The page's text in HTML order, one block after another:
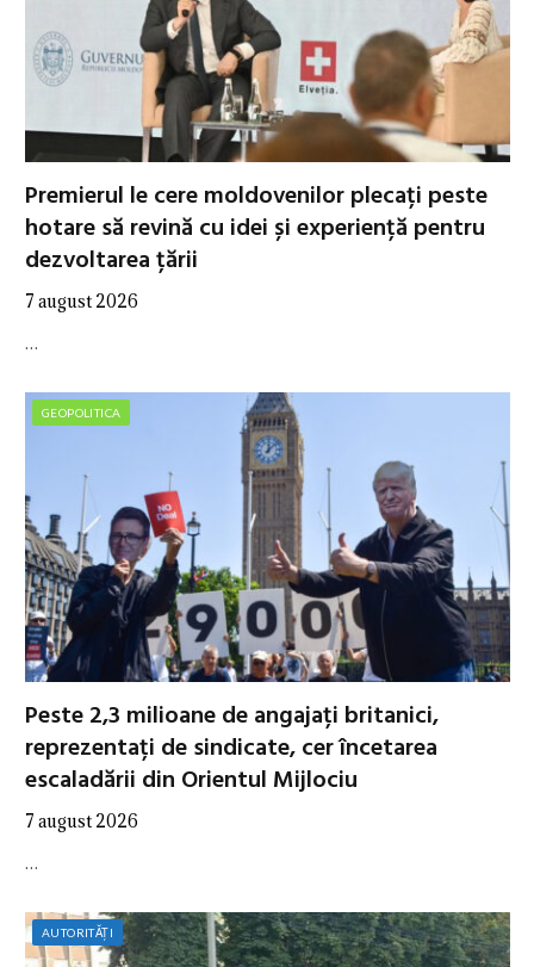
Premierul le cere moldovenilor plecați peste
hotare să revină cu idei și experiență pentru
dezvoltarea țării
7 august 2026
…
GEOPOLITICA
Peste 2,3 milioane de angajați britanici,
reprezentați de sindicate, cer încetarea
escaladării din Orientul Mijlociu
7 august 2026
…
AUTORITĂȚI